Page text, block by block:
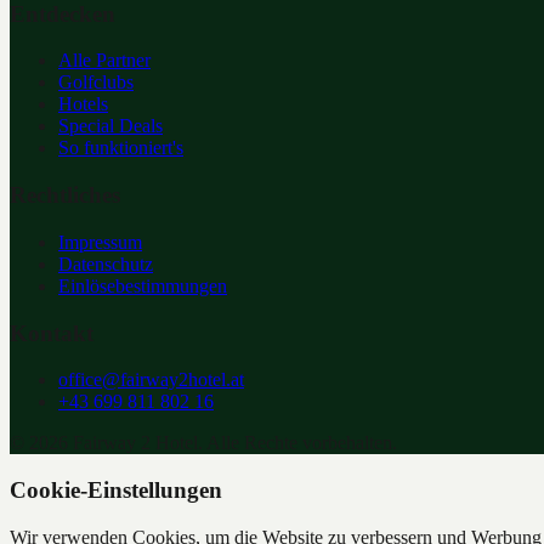
Alle Partner
Golfclubs
Hotels
Special Deals
So funktioniert's
Impressum
Datenschutz
Einlösebestimmungen
office@fairway2hotel.at
+43 699 811 802 16
Cookie-Einstellungen
Wir verwenden Cookies, um die Website zu verbessern und